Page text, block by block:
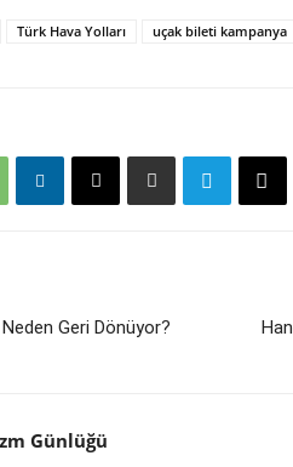
Türk Hava Yolları uçak bileti kampanya
Geri Dönüyor?
Günlüğü